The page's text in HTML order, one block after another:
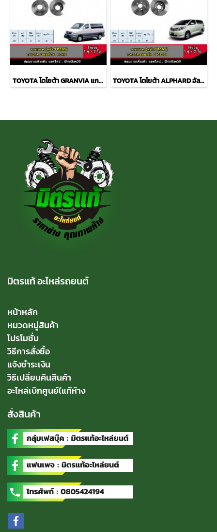
TOYOTA โตโยต้า GRANVIA แกรนด์เวีย KCH10 จานเบรค TRW หน้า TOYOTA โตโยต้า ALPHARD อัลพาร์ด I '02-08 จานเบรค TRW หน้า
มิตรแท้ อะไหล่รถยนต์
หน้าหลัก
หมวดหมู่สินค้า
โปรโมชั่น
วิธีการสั่งซื้อ
แจ้งชำระเงิน
วิธีเปลี่ยนคืนสินค้า
อะไหล่เบิกศูนย์(แท้ห้าง
สั่งสินค้า